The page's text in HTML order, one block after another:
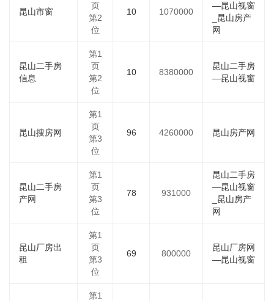
昆山市窗
页
第2
位
10 1070000
—昆山视窗
_昆山房产
网
昆山二手房
信息
第1
页
第2
位
10 8380000
昆山二手房
—昆山视窗
昆山搜房网
第1
页
第3
位
96 4260000 昆山房产网
昆山二手房
产网
第1
页
第3
位
78 931000
昆山二手房
—昆山视窗
_昆山房产
网
昆山厂房出
租
第1
页
第3
位
69 800000
昆山厂房网
—昆山视窗
第1